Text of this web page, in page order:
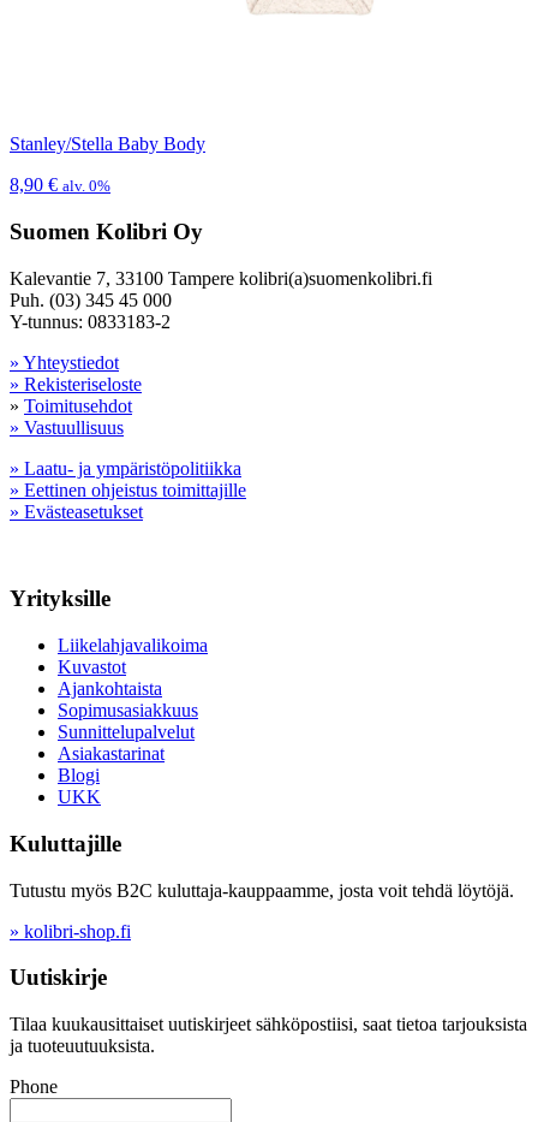
Stanley/Stella Baby Body
8,90 € alv. 0%
Suomen Kolibri Oy
Kalevantie 7, 33100 Tampere kolibri(a)suomenkolibri.fi
Puh. (03) 345 45 000
Y-tunnus: 0833183-2
» Yhteystiedot
» Rekisteriseloste
» Toimitusehdot
» Vastuullisuus
» Laatu- ja ympäristöpolitiikka
» Eettinen ohjeistus toimittajille
» Evästeasetukset
Yrityksille
Liikelahjavalikoima
Kuvastot
Ajankohtaista
Sopimusasiakkuus
Sunnittelupalvelut
Asiakastarinat
Blogi
UKK
Kuluttajille
Tutustu myös B2C kuluttaja-kauppaamme, josta voit tehdä löytöjä.
» kolibri-shop.fi
Uutiskirje
Tilaa kuukausittaiset uutiskirjeet sähköpostiisi, saat tietoa tarjouksista
ja tuoteuutuuksista.
Phone